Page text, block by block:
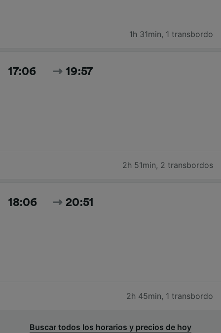
1h 31min, 1 transbordo
17:06 19:57
2h 51min, 2 transbordos
18:06 20:51
2h 45min, 1 transbordo
Buscar todos los horarios y precios de hoy